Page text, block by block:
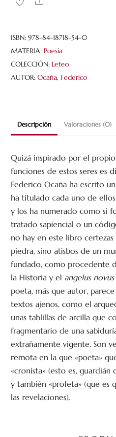
ISBN:978-84-18718-54-0
MATERIA: Poesia
COLECCIÓN: Leteo
AUTOR:Ocaña, Federico
Descripción Valoraciones (0)
Quizá inspirado por el
funciones de estos seres es
Federico Ocaña ha escrito
ha titulado cada uno de
y los ha numerado como si
tratado sapiencial o un
no hay en este libro certezas
piedra, sino atisbos de un
fundado, como procedente
la Historia y el angelus novus
poeta, más que autor,
textos ajenos, como el
unas tablillas de arcilla que
fragmentario de una
extrañamente vigente. Son
remota en la que «poeta»
«cronista» (esto es,
y también «profeta» (que es
las revelaciones).